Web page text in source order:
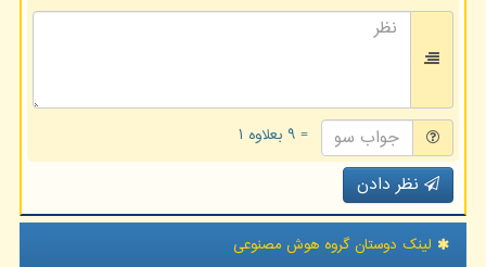
= ۹ بعلاوه ۱
نظر دادن
لینک دوستان گروه هوش مصنوعی